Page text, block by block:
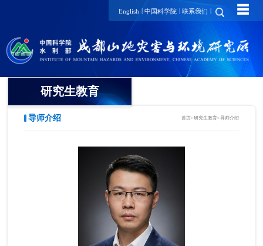
English | 中国科学院 | 联系我们 | ☰
研究生教育
导师介绍 首页>研究生教育>导师介绍